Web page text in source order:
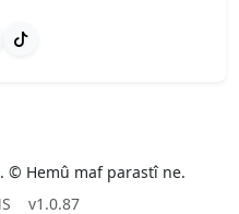
. © Hemû maf parastî ne.
v1.0.87